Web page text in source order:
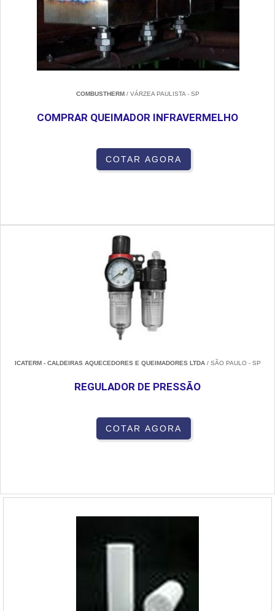
COMBUSTHERM / VÁRZEA PAULISTA - SP
COMPRAR QUEIMADOR INFRAVERMELHO
COTAR AGORA
ICATERM - CALDEIRAS AQUECEDORES E QUEIMADORES LTDA/ SÃO PAULO - SP
REGULADOR DE PRESSÃO
COTAR AGORA